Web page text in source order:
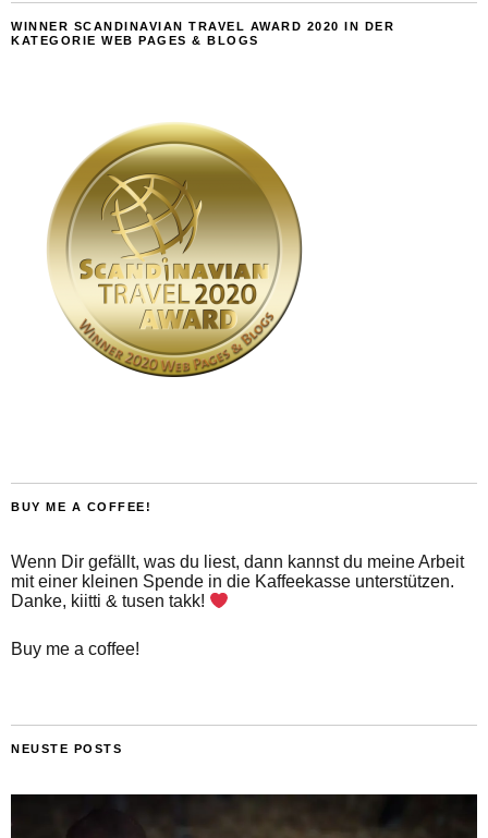
WINNER SCANDINAVIAN TRAVEL AWARD 2020 IN DER
KATEGORIE WEB PAGES & BLOGS
BUY ME A COFFEE!
Wenn Dir gefällt, was du liest, dann kannst du meine Arbeit
mit einer kleinen Spende in die Kaffeekasse unterstützen.
Danke, kiitti & tusen takk!
Buy me a coffee!
NEUSTE POSTS